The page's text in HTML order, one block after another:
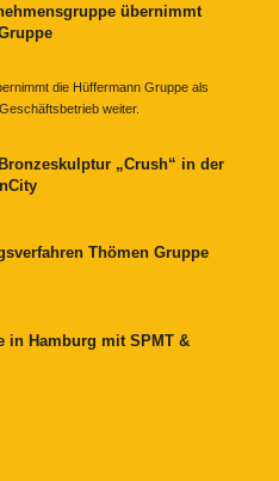
übernimmt
die Hüffermann Gruppe als
weiter.
„Crush“ in der
Thömen Gruppe
in Hamburg mit SPMT &